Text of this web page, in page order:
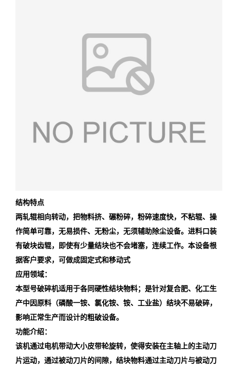
结构特点
两轧辊相向转动，把物料挤、碾粉碎，粉碎速度快，不粘辊、操
作简单可靠，无易损件、无粉尘，无须辅助除尘设备。进料口装
有破块齿辊，即使有少量结块也不会堵塞，连续工作。本设备根
据客户要求，可做成固定式和移动式
应用领域：
本型号破碎机适用于各同硬性结块物料；是针对复合肥、化工生
产中因原料（磷酸一铵、氯化铵、铵、工业盐）结块不易破碎，
影响正常生产而设计的粗破设备。
功能介绍：
该机通过电机带动大小皮带轮旋转，使得安装在主轴上的主动刀
片运动，通过被动刀片的间隙，结块物料通过主动刀片与被动刀